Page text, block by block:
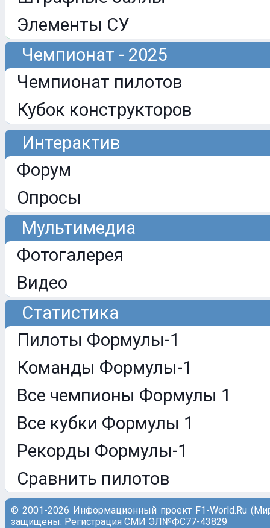
Элементы СУ
Чемпионат - 2025
Чемпионат пилотов
Кубок конструкторов
Интерактив
Форум
Опросы
Мультимедиа
Фотогалерея
Видео
Статистика
Пилоты Формулы-1
Команды Формулы-1
Все чемпионы Формулы 1
Все кубки Формулы 1
Рекорды Формулы-1
Сравнить пилотов
© 2001-2026 Информационный проект F1-World.Ru
защищены. Регистрация СМИ ЭЛ№ФС77-43829